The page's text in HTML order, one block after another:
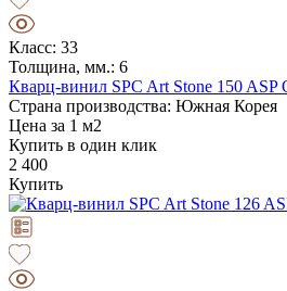
Класс: 33
Толщина, мм.: 6
Кварц-винил SPC Art Stone 150 ASP
Страна производства: Южная Корея
Цена за 1 м2
Купить в один клик
2 400
Купить